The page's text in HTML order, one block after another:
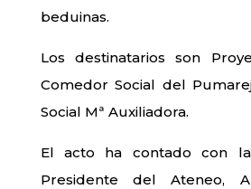
beduinas.
Los destinatarios son
Comedor Social del
Social Mª Auxiliadora.
El acto ha contado con
Presidente del Ateneo,